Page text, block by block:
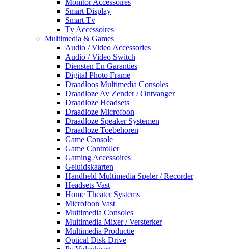
Smart Display
Smart Tv
Tv Accessoires
Multimedia & Games
Audio / Video Accessories
Audio / Video Switch
Diensten En Garanties
Digital Photo Frame
Draadloos Multimedia Consoles
Draadloze Av Zender / Ontvanger
Draadloze Headsets
Draadloze Microfoon
Draadloze Speaker Systemen
Draadloze Toebehoren
Game Console
Game Controller
Gaming Accessoires
Geluidskaarten
Handheld Multimedia Speler / Recorder
Headsets Vast
Home Theater Systems
Microfoon Vast
Multimedia Consoles
Multimedia Mixer / Versterker
Multimedia Productie
Optical Disk Drive